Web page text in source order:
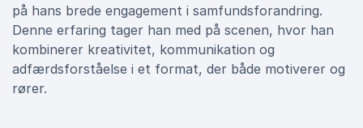
på hans brede engagement i samfundsforandring.
Denne erfaring tager han med på scenen, hvor han
kombinerer kreativitet, kommunikation og
adfærdsforståelse i et format, der både motiverer og
rører.